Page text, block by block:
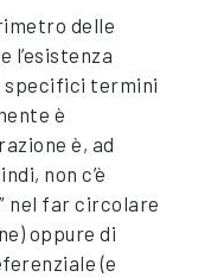
delle
l’esistenza
specifici termini
è
è, ad
non c’è
nel far circolare
oppure di
(e